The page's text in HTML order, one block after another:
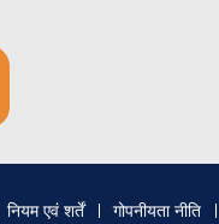
नियम एवं शर्तें
गोपनीयता नीति